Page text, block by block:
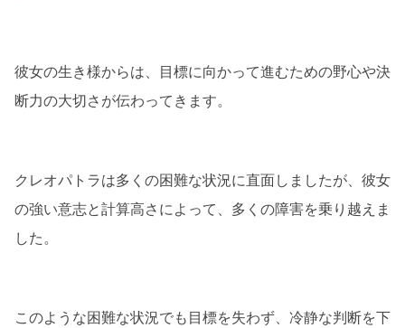
彼女の生き様からは、目標に向かって進むための野心や決
断力の大切さが伝わってきます。
クレオパトラは多くの困難な状況に直面しましたが、彼女
の強い意志と計算高さによって、多くの障害を乗り越えま
した。
このような困難な状況でも目標を失わず、冷静な判断を下